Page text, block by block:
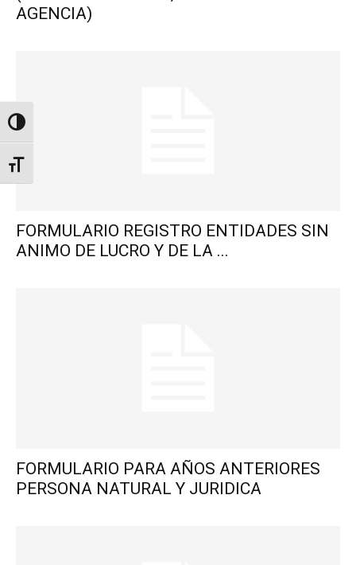
Alternar alto contraste
Alternar tamaño de letra
AGENCIA)
FORMULARIO REGISTRO ENTIDADES SIN
ANIMO DE LUCRO Y DE LA ...
FORMULARIO PARA AÑOS ANTERIORES
PERSONA NATURAL Y JURIDICA